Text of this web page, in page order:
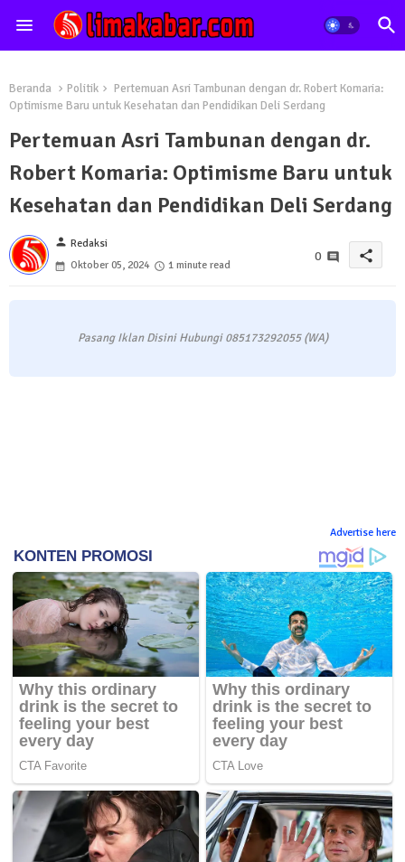
Beranda Politik
Pertemuan Asri Tambunan dengan dr. Robert Komaria:
Optimisme Baru untuk Kesehatan dan Pendidikan Deli Serdang
Pertemuan Asri Tambunan dengan dr.
Robert Komaria: Optimisme Baru untuk
Kesehatan dan Pendidikan Deli Serdang
person Redaksi
Oktober 05, 2024
1 minute read
0 share
Pasang Iklan Disini Hubungi 085173292055 (WA)
Advertise here